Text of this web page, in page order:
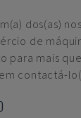
dos(as)
de
para mais
contactá-